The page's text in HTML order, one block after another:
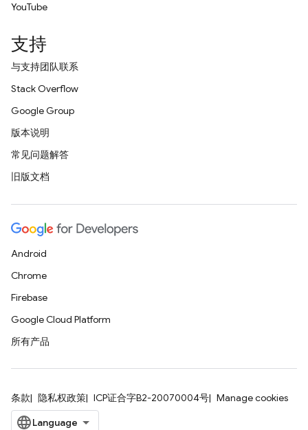
YouTube
支持
与支持团队联系
Stack Overflow
Google Group
版本说明
常见问题解答
旧版文档
Android
Chrome
Firebase
Google Cloud Platform
所有产品
条款 隐私权政策 ICP证合字B2-20070004号 Manage cookies